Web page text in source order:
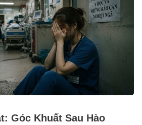
Góc Khuất Sau Hào